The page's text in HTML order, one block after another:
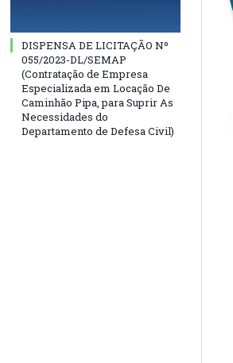
DISPENSA DE LICITAÇÃO Nº
055/2023-DL/SEMAP
(Contratação de Empresa
Especializada em Locação De
Caminhão Pipa, para Suprir As
Necessidades do
Departamento de Defesa Civil)